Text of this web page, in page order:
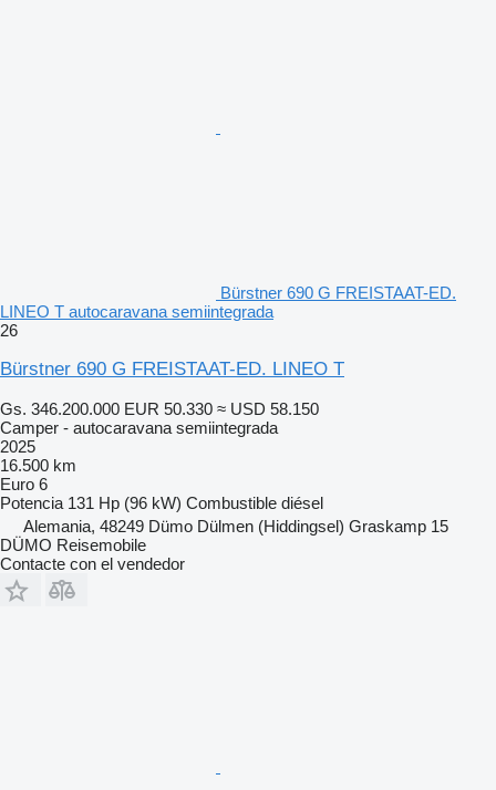
Bürstner 690 G FREISTAAT-ED.
LINEO T autocaravana semiintegrada
26
Bürstner 690 G FREISTAAT-ED. LINEO T
Gs. 346.200.000 EUR 50.330 ≈ USD 58.150
Camper - autocaravana semiintegrada
2025
16.500 km
Euro 6
Potencia 131 Hp (96 kW) Combustible diésel
Alemania, 48249 Dümo Dülmen (Hiddingsel) Graskamp 15
DÜMO Reisemobile
Contacte con el vendedor